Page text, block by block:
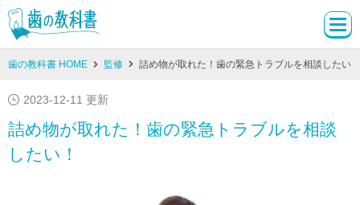
歯の教科書 HOME 監修 詰め物が取れた！歯の緊急トラブルを相談したい！
2023-12-11 更新
詰め物が取れた！歯の緊急トラブルを相談
したい！